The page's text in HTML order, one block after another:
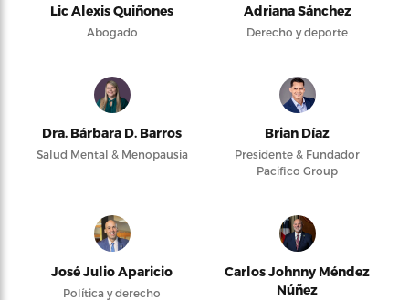
Lic Alexis Quiñones
Abogado
Adriana Sánchez
Derecho y deporte
Dra. Bárbara D. Barros
Salud Mental & Menopausia
Brian Díaz
Presidente & Fundador
Pacifico Group
José Julio Aparicio
Política y derecho
Carlos Johnny Méndez
Núñez